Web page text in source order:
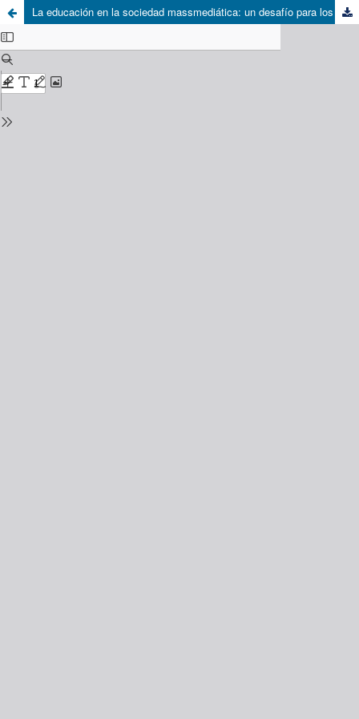
La educación en la sociedad massmediática: un desafío para los nuevos enfoques curriculares